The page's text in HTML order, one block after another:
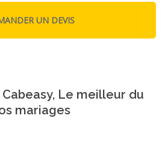
Le meilleur du
mariages